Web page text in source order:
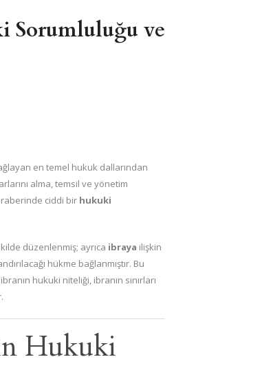
ve
en temel hukuk dallarından
alma, temsil ve yönetim
ciddi bir hukuki
düzenlenmiş; ayrıca ibraya ilişkin
hükme bağlanmıştır. Bu
hukuki niteliği, ibranın sınırları
Hukuki